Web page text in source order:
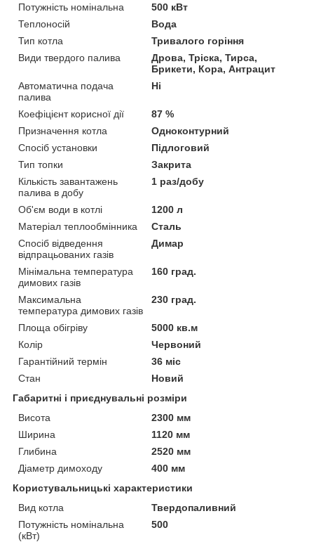
Потужність номінальна
500 кВт
Теплоносій
Вода
Тип котла
Тривалого горіння
Види твердого палива
Дрова, Тріска, Тирса,
Брикети, Кора, Антрацит
Автоматична подача
палива
Ні
Коефіцієнт корисної дії
87 %
Призначення котла
Одноконтурний
Спосіб установки
Підлоговий
Тип топки
Закрита
Кількість завантажень
палива в добу
1 раз/добу
Об'єм води в котлі
1200 л
Матеріал теплообмінника
Сталь
Спосіб відведення
відпрацьованих газів
Димар
Мінімальна температура
димових газів
160 град.
Максимальна
температура димових газів
230 град.
Площа обігріву
5000 кв.м
Колір
Червоний
Гарантійний термін
36 міс
Стан
Новий
Габаритні і приєднувальні розміри
Висота
2300 мм
Ширина
1120 мм
Глибина
2520 мм
Діаметр димоходу
400 мм
Користувальницькі характеристики
Вид котла
Твердопаливний
Потужність номінальна
(кВт)
500